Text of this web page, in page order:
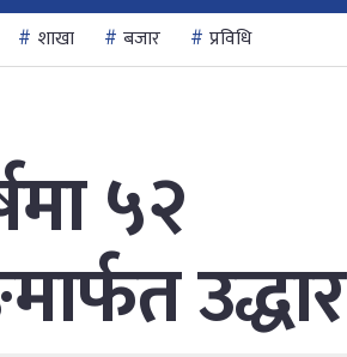
शाखा बजार प्रविधि
५२
उद्धार